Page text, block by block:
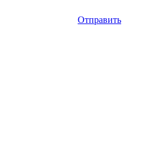
Отправить